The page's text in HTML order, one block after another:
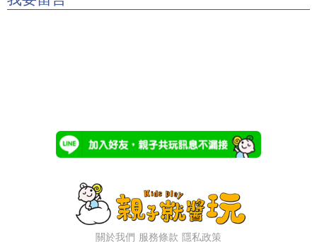
關於我們 服務條款 隱私政策